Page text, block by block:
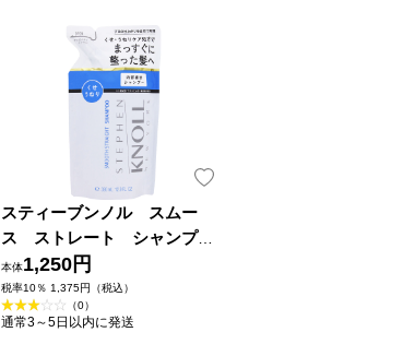
スティーブンノル スムー
ス ストレート シャンプ
ー （詰め替え用） ３８０ｍ
Ｌ コーセー
本体1,250円
税率10％ 1,375円（税込）
（0）
通常3～5日以内に発送